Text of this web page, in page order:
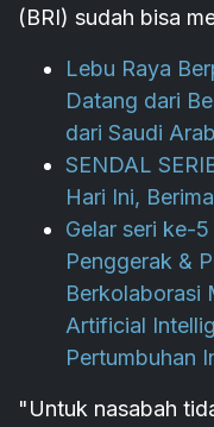
(BRI) sudah bisa
Lebu Raya
Datang dari
dari Saudi
SENDAL
Hari Ini,
Gelar seri ke-
Penggerak &
Berkolaborasi
Artificial
Pertumbuhan
"Untuk nasabah